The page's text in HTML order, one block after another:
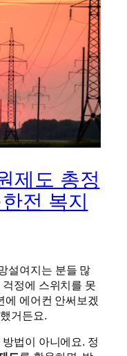
제도 총정
전 복지
설여지는 분들 많
정에 스위치를 못
에 에어컨 안써보겠
거든요.
방법이 아니에요. 정